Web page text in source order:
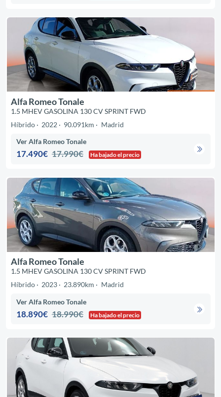
Alfa Romeo Tonale
1.5 MHEV GASOLINA 130 CV SPRINT FWD
Híbrido
2022 90.091km Madrid
Ver Alfa Romeo Tonale
17.490€ 17.990€ Ha bajado el precio
Alfa Romeo Tonale
1.5 MHEV GASOLINA 130 CV SPRINT FWD
Híbrido
2023 23.890km Madrid
Ver Alfa Romeo Tonale
18.890€ 18.990€ Ha bajado el precio